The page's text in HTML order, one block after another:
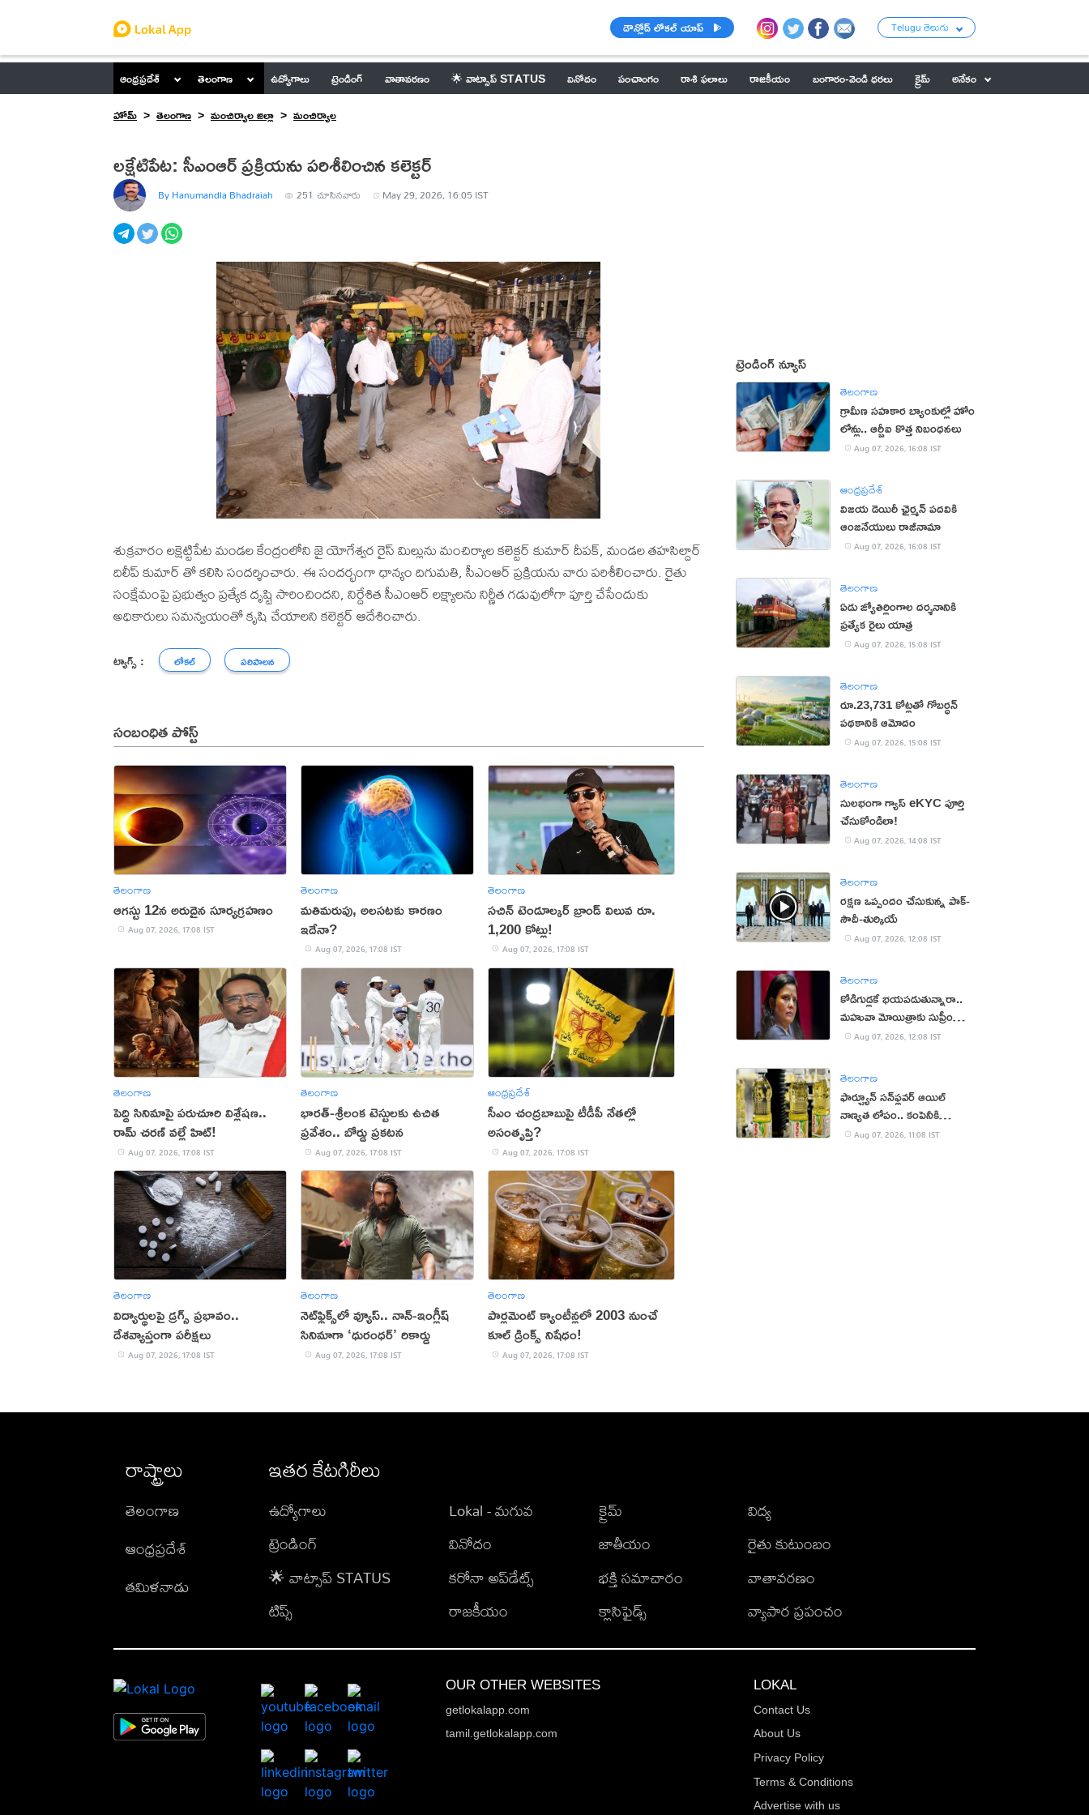
డౌన్లోడ్ లోకల్ యాప్ Telugu తెలుగు
ఆంధ్రప్రదేశ్ తెలంగాణ ఉద్యోగాలు ట్రెండింగ్ వాతావరణం 🌟 వాట్సాప్ STATUS వినోదం పంచాంగం రాశి ఫలాలు రాజకీయం బంగారం-వెండి ధరలు క్రైమ్
అనేకం
హోమ్
తెలంగాణ మంచిర్యాల జిల్లా మంచిర్యాల
లక్షేటిపేట: సీఎంఆర్ ప్రక్రియను పరిశీలించిన కలెక్టర్
By Hanumandla Bhadraiah 251 చూసినవారు May 29, 2026, 16:05 IST
శుక్రవారం లక్షెట్టిపేట మండల కేంద్రంలోని జై యోగేశ్వర రైస్ మిల్లును మంచిర్యాల కలెక్టర్ కుమార్ దీపక్, మండల తహసిల్దార్
దిలీప్ కుమార్ తో కలిసి సందర్శించారు. ఈ సందర్భంగా ధాన్యం దిగుమతి, సీఎంఆర్ ప్రక్రియను వారు పరిశీలించారు. రైతు
సంక్షేమంపై ప్రభుత్వం ప్రత్యేక దృష్టి సారించిందని, నిర్దేశిత సీఎంఆర్ లక్ష్యాలను నిర్ణీత గడువులోగా పూర్తి చేసేందుకు
అధికారులు సమన్వయంతో కృషి చేయాలని కలెక్టర్ ఆదేశించారు.
ట్యాగ్స్ : లోకల్ పరిపాలన
సంబంధిత పోస్ట్
తెలంగాణ
ఆగస్టు 12న అరుదైన సూర్యగ్రహణం
Aug 07, 2026, 17:08 IST
తెలంగాణ
మతిమరుపు, అలసటకు కారణం
ఇదేనా?
Aug 07, 2026, 17:08 IST
తెలంగాణ
సచిన్ టెండూల్కర్ బ్రాండ్ విలువ రూ.
1,200 కోట్లు!
Aug 07, 2026, 17:08 IST
తెలంగాణ
పెద్ది సినిమాపై పరుచూరి విశ్లేషణ..
రామ్ చరణ్ వల్లే హిట్!
Aug 07, 2026, 17:08 IST
తెలంగాణ
భారత్-శ్రీలంక టెస్టులకు ఉచిత
ప్రవేశం.. బోర్డు ప్రకటన
Aug 07, 2026, 17:08 IST
ఆంధ్రప్రదేశ్
సీఎం చంద్రబాబుపై టీడీపీ నేతల్లో
అసంతృప్తి?
Aug 07, 2026, 17:08 IST
తెలంగాణ
విద్యార్థులపై డ్రగ్స్ ప్రభావం..
దేశవ్యాప్తంగా పరీక్షలు
Aug 07, 2026, 17:08 IST
తెలంగాణ
నెట్‌ఫ్లిక్స్‌లో వ్యూస్.. నాన్-ఇంగ్లీష్
సినిమాగా ‘ధురంధర్’ రికార్డు
Aug 07, 2026, 17:08 IST
తెలంగాణ
పార్లమెంట్ క్యాంటీన్లలో 2003 నుంచే
కూల్ డ్రింక్స్ నిషేధం!
Aug 07, 2026, 17:08 IST
ట్రెండింగ్ న్యూస్
తెలంగాణ
గ్రామీణ సహకార బ్యాంకుల్లో హోం
లోన్లు.. ఆర్బీఐ కొత్త నిబంధనలు
Aug 07, 2026, 16:08 IST
ఆంధ్రప్రదేశ్
విజయ డెయిరీ ఛైర్మన్ పదవికి
ఆంజనేయులు రాజీనామా
Aug 07, 2026, 16:08 IST
తెలంగాణ
ఏడు జ్యోతిర్లింగాల దర్శనానికి
ప్రత్యేక రైలు యాత్ర
Aug 07, 2026, 15:08 IST
తెలంగాణ
రూ.23,731 కోట్లతో గోబర్ధన్
పథకానికి ఆమోదం
Aug 07, 2026, 15:08 IST
తెలంగాణ
సులభంగా గ్యాస్ eKYC పూర్తి
చేసుకోండిలా!
Aug 07, 2026, 14:08 IST
తెలంగాణ
రక్షణ ఒప్పందం చేసుకున్న పాక్‌-
సౌదీ-తుర్కియే
Aug 07, 2026, 12:08 IST
తెలంగాణ
కోడిగుడ్లకే భయపడుతున్నారా..
మహువా మోయిత్రాకు సుప్రీం
చురకలు
Aug 07, 2026, 12:08 IST
తెలంగాణ
ఫార్చ్యూన్ సన్‌ఫ్లవర్ ఆయిల్
నాణ్యత లోపం.. కంపెనీకి
జరిమానా
Aug 07, 2026, 11:08 IST
రాష్ట్రాలు
తెలంగాణ
ఆంధ్రప్రదేశ్
తమిళనాడు
ఇతర కేటగిరీలు
ఉద్యోగాలు
ట్రెండింగ్
🌟 వాట్సాప్ STATUS
టిప్స్
Lokal - మగువ
వినోదం
కరోనా అప్‌డేట్స్
రాజకీయం
క్రైమ్
జాతీయం
భక్తి సమాచారం
క్లాసిఫైడ్స్
విద్య
రైతు కుటుంబం
వాతావరణం
వ్యాపార ప్రపంచం
OUR OTHER WEBSITES
getlokalapp.com
tamil.getlokalapp.com
LOKAL
Contact Us
About Us
Privacy Policy
Terms & Conditions
Advertise with us